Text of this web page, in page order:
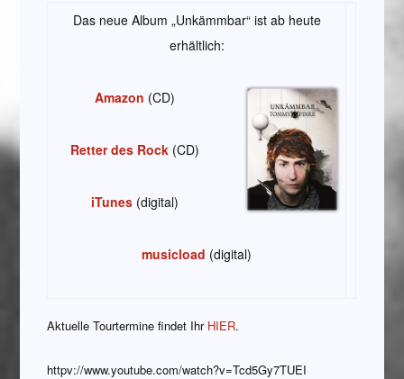
Das neue Album „Unkämmbar“ ist ab heute
erhältlich:
Amazon (CD)
Retter des Rock(CD)
iTunes(digital)
musicload (digital)
Aktuelle Tourtermine findet IhrHIER.
httpv://www.youtube.com/watch?v=Tcd5Gy7TUEI